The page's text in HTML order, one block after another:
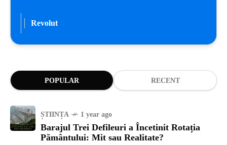
Revolut
POPULAR RECENT
ȘTIINȚA 1 year ago
Barajul Trei Defileuri a Încetinit Rotația
Pământului: Mit sau Realitate?